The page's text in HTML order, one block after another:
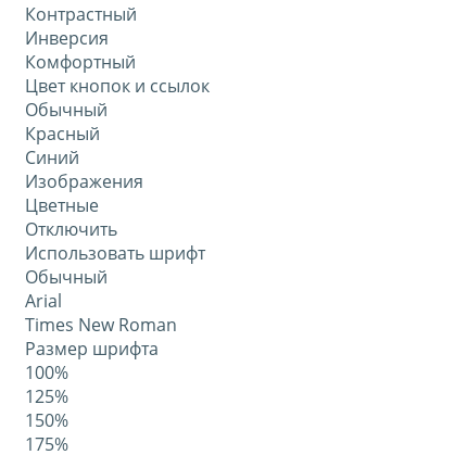
Контрастный
Инверсия
Комфортный
Цвет кнопок и ссылок
Обычный
Красный
Синий
Изображения
Цветные
Отключить
Использовать шрифт
Обычный
Arial
Times New Roman
Размер шрифта
100%
125%
150%
175%